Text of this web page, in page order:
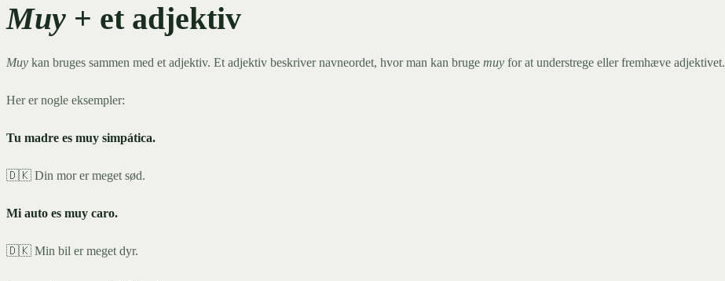
Muy + et adjektiv
Muy kan bruges sammen med et adjektiv. Et adjektiv beskriver navneordet, hvor man kan bruge muy for at understrege eller fremhæve adjektivet.
Her er nogle eksempler:
Tu madre es muy simpática.
🇩🇰 Din mor er meget sød.
Mi auto es muy caro.
🇩🇰 Min bil er meget dyr.